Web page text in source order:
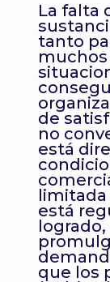
La falta
tanto
muchos
de
no
está
limitada
está
logrado,
que los